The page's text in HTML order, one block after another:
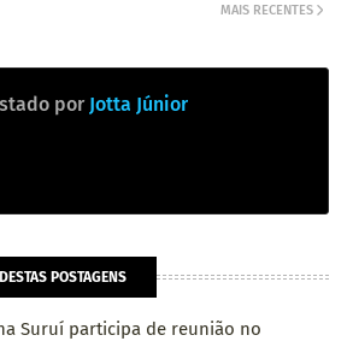
MAIS RECENTES
por Jotta Júnior
POSTAGENS
Suruí participa de reunião no